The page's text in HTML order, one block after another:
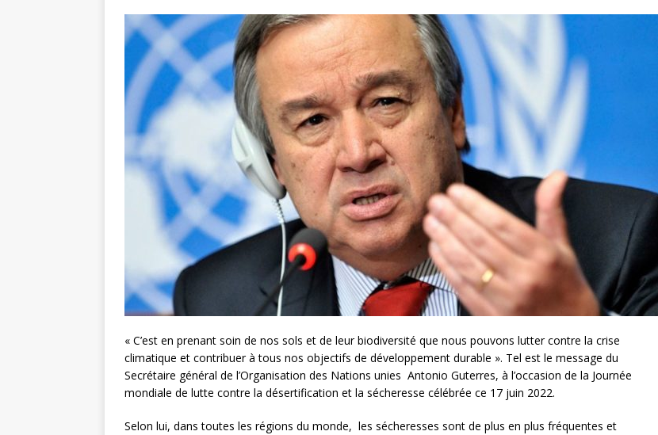
« C’est en prenant soin de nos sols et de leur biodiversité que nous pouvons lutter contre la crise
climatique et contribuer à tous nos objectifs de développement durable ». Tel est le message du
Secrétaire général de l’Organisation des Nations unies Antonio Guterres, à l’occasion de la Journée
mondiale de lutte contre la désertification et la sécheresse célébrée ce 17 juin 2022.
Selon lui, dans toutes les régions du monde, les sécheresses sont de plus en plus fréquentes et